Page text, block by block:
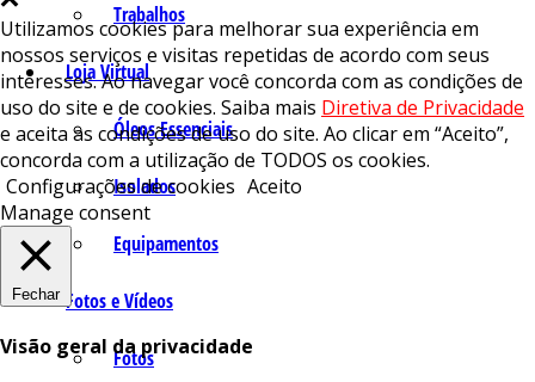
Trabalhos
Loja Virtual
Óleos Essenciais
Isolados
Equipamentos
Fotos e Vídeos
Fotos
Utilizamos cookies para melhorar sua experiência em
nossos serviços e visitas repetidas de acordo com seus
interesses. Ao navegar você concorda com as condições de
uso do site e de cookies. Saiba mais Diretiva de Privacidade
e aceita as condições de uso do site. Ao clicar em “Aceito”,
concorda com a utilização de TODOS os cookies.
Configurações de cookies Aceito
Manage consent
Fechar
Visão geral da privacidade